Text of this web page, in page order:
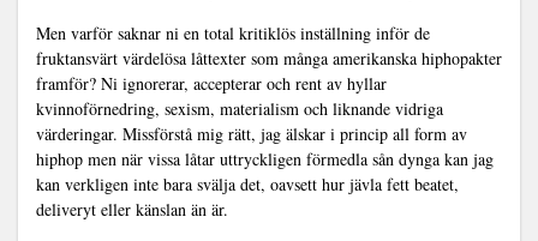
Men varför saknar ni en total kritiklös inställning inför de
fruktansvärt värdelösa låttexter som många amerikanska hiphopakter
framför? Ni ignorerar, accepterar och rent av hyllar
kvinnoförnedring, sexism, materialism och liknande vidriga
värderingar. Missförstå mig rätt, jag älskar i princip all form av
hiphop men när vissa låtar uttryckligen förmedla sån dynga kan jag
kan verkligen inte bara svälja det, oavsett hur jävla fett beatet,
deliveryt eller känslan än är.